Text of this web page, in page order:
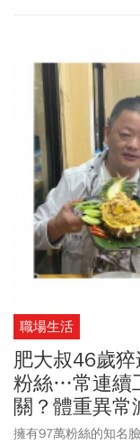
職場生活
肥大叔46歲
粉絲…常連續
關？體重異常
擁有97萬粉絲的知名